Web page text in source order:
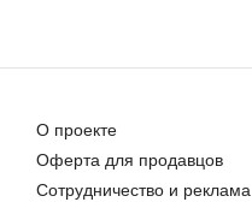
О проекте
Оферта для продавцов
Сотрудничество и реклама